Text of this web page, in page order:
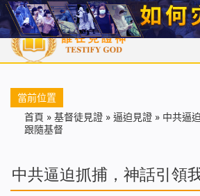
首頁 每日靈糧 天國福音 基督徒
當前位置
首頁 » 基督徒見證 » 逼迫見證 » 中共逼
跟隨基督
中共逼迫抓捕，神話引領